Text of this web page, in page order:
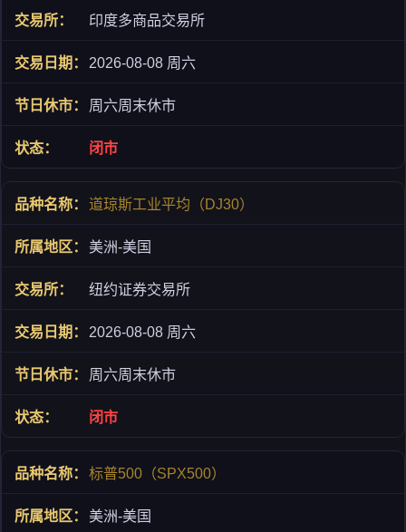
印度多商品交易所
2026-08-08 周六
周六周末休市
闭市
道琼斯工业平均（DJ30）
美洲-美国
纽约证券交易所
2026-08-08 周六
周六周末休市
闭市
标普500（SPX500）
美洲-美国